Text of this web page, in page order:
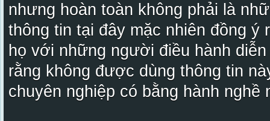
nhưng hoàn toàn không phải là
thông tin tại đây mặc nhiên đồng ý
họ với những người điều hành
rằng không được dùng thông tin
chuyên nghiệp có bằng hành